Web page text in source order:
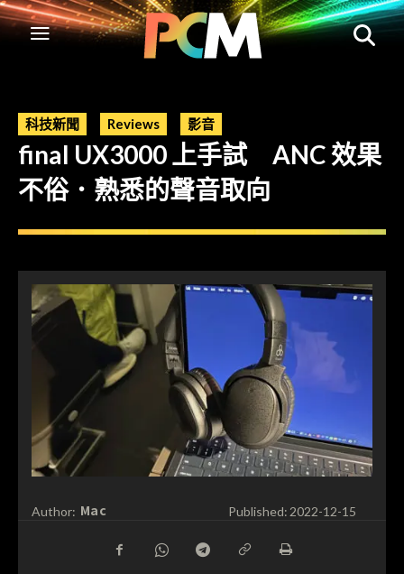
科技新聞 Reviews 影音
final UX3000 上手試 ANC 效果
不俗．熟悉的聲音取向
Author: Mac Published: 2022-12-15